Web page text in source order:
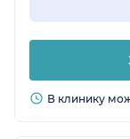
В клинику